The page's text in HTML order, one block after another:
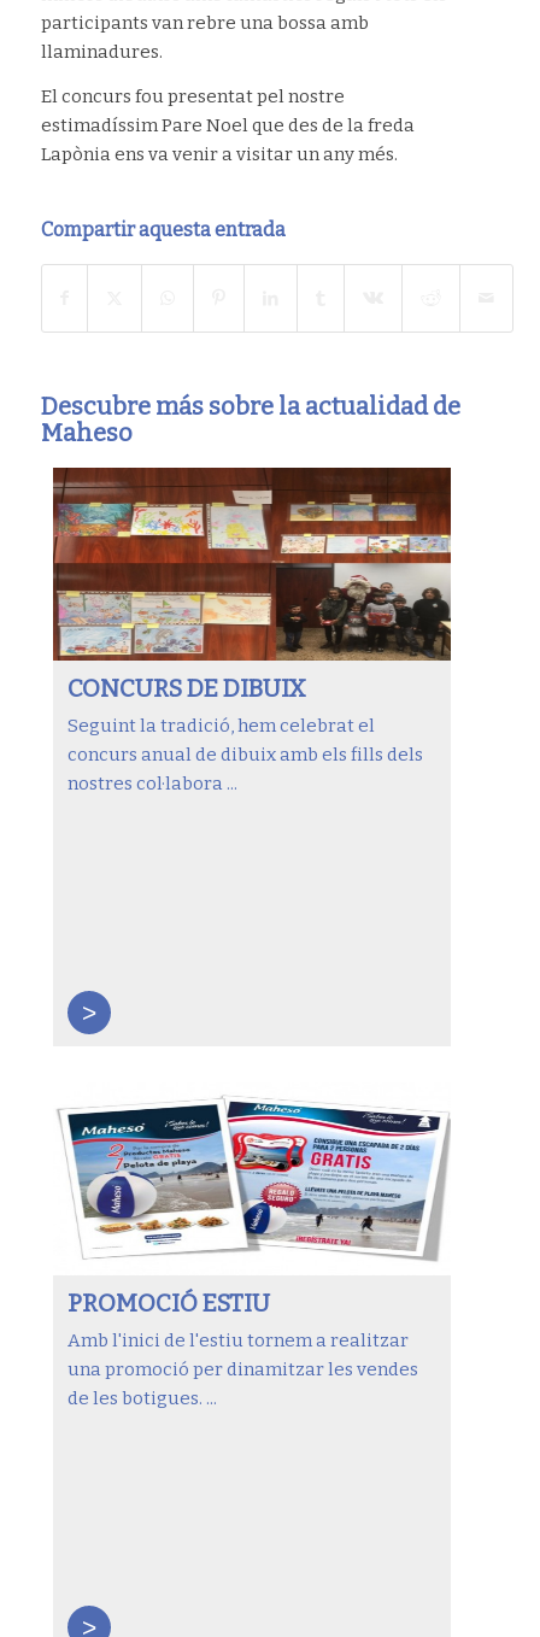
participants van rebre una bossa amb
llaminadures.
El concurs fou presentat pel nostre
estimadíssim Pare Noel que des de la freda
Lapònia ens va venir a visitar un any més.
Compartir aquesta entrada
Descubre más sobre la actualidad de
Maheso
CONCURS DE DIBUIX
Seguint la tradició, hem celebrat el
concurs anual de dibuix amb els fills dels
nostres col·labora ...
>
PROMOCIÓ ESTIU
Amb l'inici de l'estiu tornem a realitzar
una promoció per dinamitzar les vendes
de les botigues. ...
>